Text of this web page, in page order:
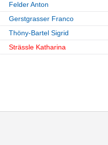
Felder Anton
Gerstgrasser Franco
Thöny-Bartel Sigrid
Strässle Katharina